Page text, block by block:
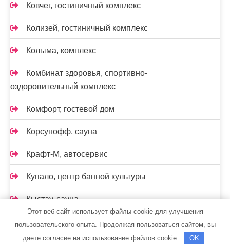
Ковчег, гостиничный комплекс
Колизей, гостиничный комплекс
Колыма, комплекс
Комбинат здоровья, спортивно-
оздоровительный комплекс
Комфорт, гостевой дом
Корсунофф, сауна
Крафт-М, автосервис
Купало, центр банной культуры
Кыстау, сауна
Лагуна, сауна
Лазурный, банный комплекс
Этот веб-сайт использует файлы cookie для улучшения
пользовательского опыта. Продолжая пользоваться сайтом, вы
даете согласие на использование файлов cookie.
OK